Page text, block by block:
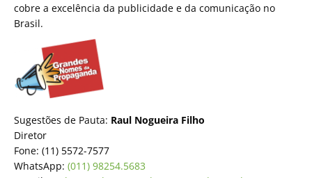
cobre a excelência da publicidade e da comunicação no
Brasil.
Sugestões de Pauta: Raul Nogueira Filho
Diretor
Fone: (11) 5572-7577
WhatsApp: (011) 98254.5683